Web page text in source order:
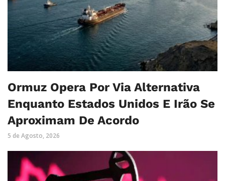
Ormuz Opera Por Via Alternativa
Enquanto Estados Unidos E Irão Se
Aproximam De Acordo
5 de Agosto, 2026